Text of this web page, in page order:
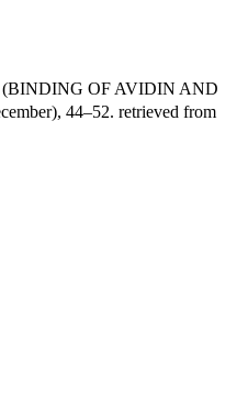
OF AVIDIN AND
44–52. retrieved from